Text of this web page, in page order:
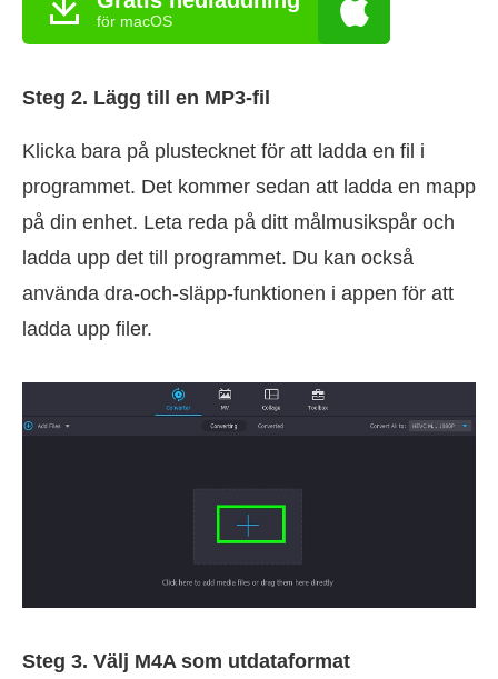
för macOS
Steg 2. Lägg till en MP3-fil
Klicka bara på plustecknet för att ladda en fil i
programmet. Det kommer sedan att ladda en mapp
på din enhet. Leta reda på ditt målmusikspår och
ladda upp det till programmet. Du kan också
använda dra-och-släpp-funktionen i appen för att
ladda upp filer.
Steg 3. Välj M4A som utdataformat